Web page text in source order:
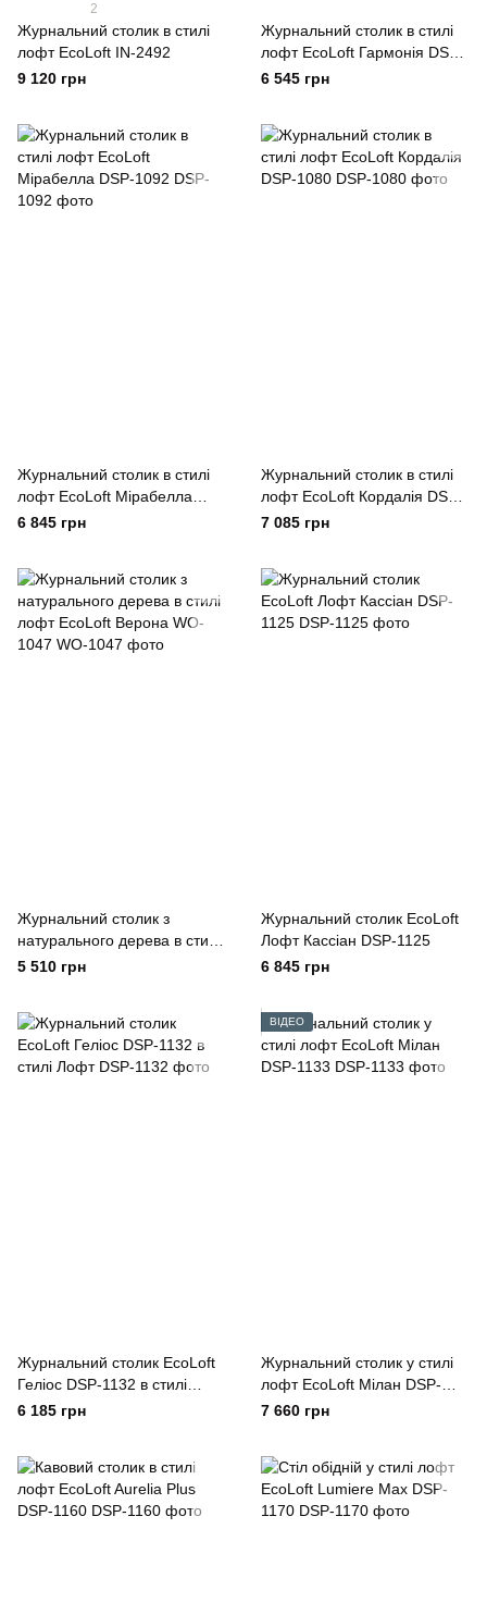
2
Журнальний столик в стилі
лофт EcoLoft IN-2492
9 120 грн
Журнальний столик в стилі
лофт EcoLoft Гармонія DSP-
1093
6 545 грн
Журнальний столик в стилі
лофт EcoLoft Мірабелла
DSP-1092
6 845 грн
Журнальний столик в стилі
лофт EcoLoft Кордалія DSP-
1080
7 085 грн
Журнальний столик з
натурального дерева в стилі
лофт EcoLoft Верона WO-
5 510 грн
Журнальний столик EcoLoft
Лофт Кассіан DSP-1125
6 845 грн
Журнальний столик EcoLoft
Геліос DSP-1132 в стилі
Лофт
6 185 грн
ВІДЕО
Журнальний столик у стилі
лофт EcoLoft Мілан DSP-
1133
7 660 грн